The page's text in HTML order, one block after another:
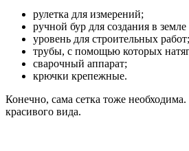
рулетка для измерений;
ручной бур для создания в земле
уровень для строительных работ;
трубы, с помощью которых
сварочный аппарат;
крючки крепежные.
Конечно, сама сетка тоже
красивого вида.